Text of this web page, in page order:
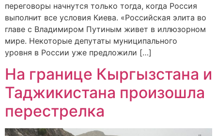
переговоры начнутся только тогда, когда Россия
выполнит все условия Киева. «Российская элита во
главе с Владимиром Путиным живет в иллюзорном
мире. Некоторые депутаты муниципального
уровня в России уже предложили […]
На границе Кыргызстана и
Таджикистана произошла
перестрелка